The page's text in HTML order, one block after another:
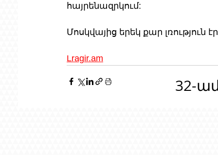
հայրենազրկում:
Մոսկվայից երեկ քար լռություն
Lragir.am
32-